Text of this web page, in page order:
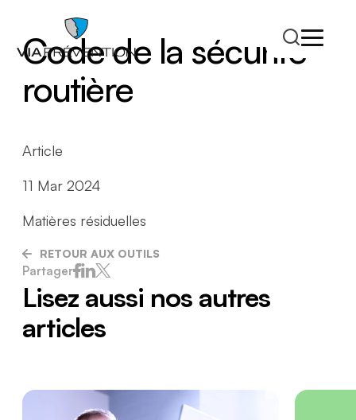
Trouver votre conseiller.ère
Code de la sécurité
routière
Article
11 Mar 2024
Matières résiduelles
RETOUR AUX OUTILS
Partager
Lisez aussi nos autres
articles